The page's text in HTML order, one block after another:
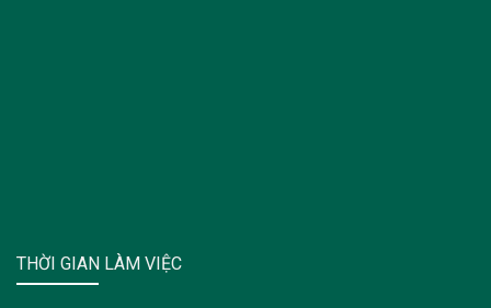
THỜI GIAN LÀM VIỆC